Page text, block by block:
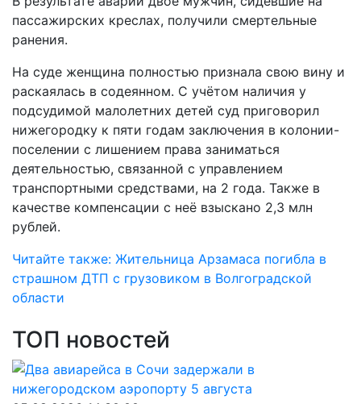
пассажирских креслах, получили смертельные
ранения.
На суде женщина полностью признала свою вину и
раскаялась в содеянном. С учётом наличия у
подсудимой малолетних детей суд приговорил
нижегородку к пяти годам заключения в колонии-
поселении с лишением права заниматься
деятельностью, связанной с управлением
транспортными средствами, на 2 года. Также в
качестве компенсации с неё взыскано 2,3 млн
рублей.
Читайте также: Жительница Арзамаса погибла в
страшном ДТП с грузовиком в Волгоградской
области
ТОП новостей